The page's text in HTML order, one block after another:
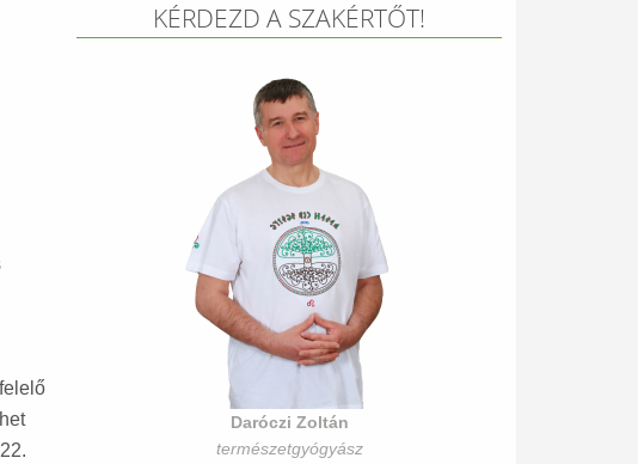
KÉRDEZD A SZAKÉRTŐT!
Daróczi Zoltán
természetgyógyász